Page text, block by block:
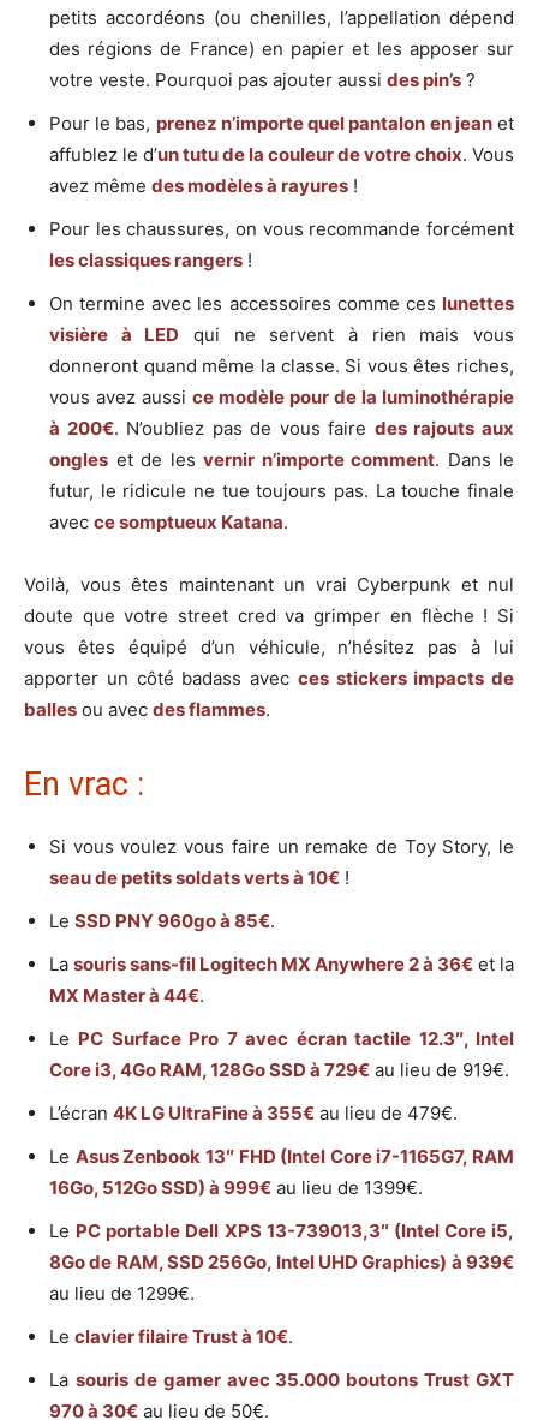
petits accordéons (ou chenilles, l’appellation dépend
des régions de France) en papier et les apposer sur
votre veste. Pourquoi pas ajouter aussi des pin’s ?
Pour le bas, prenez n’importe quel pantalon en jeanet
affublez le d’un tutu de la couleur de votre choix. Vous
avez même des modèles à rayures !
Pour les chaussures, on vous recommande forcément
les classiques rangers !
On termine avec les accessoires comme ces lunettes
visière à LED qui ne servent à rien mais vous
donneront quand même la classe. Si vous êtes riches,
vous avez aussi ce modèle pour de la luminothérapie
à 200€. N’oubliez pas de vous faire des rajouts aux
ongles et de les vernir n’importe comment. Dans le
futur, le ridicule ne tue toujours pas. La touche finale
avec ce somptueux Katana.
Voilà, vous êtes maintenant un vrai Cyberpunk et nul
doute que votre street cred va grimper en flèche ! Si
vous êtes équipé d’un véhicule, n’hésitez pas à lui
apporter un côté badass avec ces stickers impacts de
balles ou avec des flammes.
En vrac :
Si vous voulez vous faire un remake de Toy Story, le
seau de petits soldats verts à 10€ !
Le SSD PNY 960go à 85€.
La souris sans-fil Logitech MX Anywhere 2 à 36€ et la
MX Master à 44€.
Le PC Surface Pro 7 avec écran tactile 12.3″, Intel
Core i3, 4Go RAM, 128Go SSD à 729€ au lieu de 919€.
L’écran 4K LG UltraFine à 355€ au lieu de 479€.
Le Asus Zenbook 13″ FHD (Intel Core i7-1165G7, RAM
16Go, 512Go SSD) à 999€ au lieu de 1399€.
Le PC portable Dell XPS 13-739013,3″ (Intel Core i5,
8Go de RAM, SSD 256Go, Intel UHD Graphics) à 939€
au lieu de 1299€.
Le clavier filaire Trust à 10€.
La souris de gamer avec 35.000 boutons Trust GXT
970 à 30€ au lieu de 50€.